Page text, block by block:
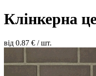
Клінкерна
від 0.87 € / шт.